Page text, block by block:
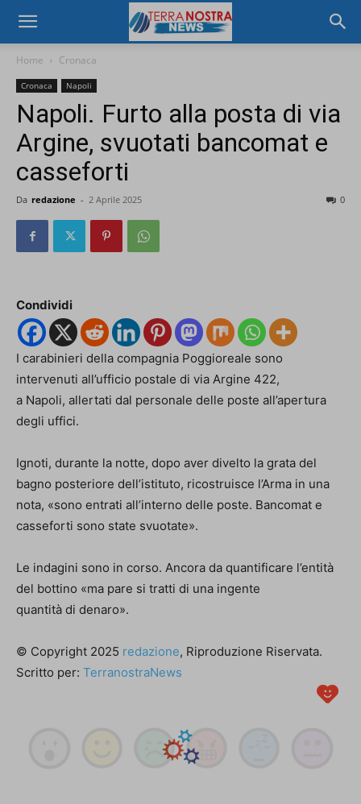
Home Cronaca
Cronaca Napoli
Napoli. Furto alla posta di via
Argine, svuotati bancomat e
casseforti
Da redazione - 2 Aprile 2025 0
Condividi
I carabinieri della compagnia Poggioreale sono
intervenuti all’ufficio postale di via Argine 422,
a Napoli, allertati dal personale delle poste all’apertura
degli uffici.
Ignoti, durante la notte, dopo aver divelto la grata del
bagno posteriore dell’istituto, ricostruisce l’Arma in una
nota, «sono entrati all’interno delle poste. Bancomat e
casseforti sono state svuotate».
Le indagini sono in corso. Ancora da quantificare l’entità
del bottino «ma pare si tratti di una ingente
quantità di denaro».
© Copyright 2025 redazione, Riproduzione Riservata.
Scritto per: TerranostraNews